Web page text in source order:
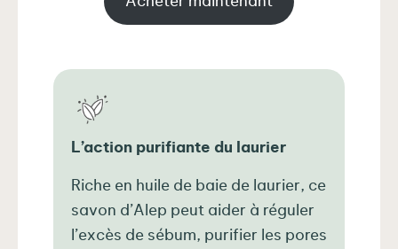
L’action purifiante du laurier
Riche en huile de baie de laurier, ce
savon d’Alep peut aider à réguler
l’excès de sébum, purifier les pores